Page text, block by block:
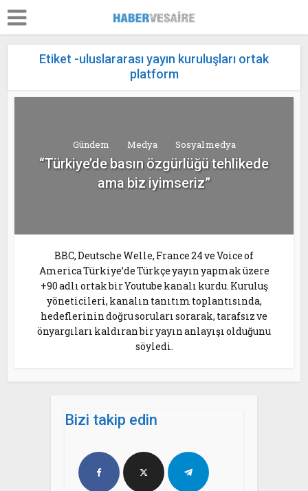
Etiket -uluslararası yayın kuruluşları ortak
platform
Gündem Medya Sosyal medya
“Türkiye’de basın özgürlüğü tehlikede
ama biz iyimseriz”
BBC, Deutsche Welle, France 24 ve Voice of
America Türkiye’de Türkçe yayın yapmak üzere
+90 adlı ortak bir Youtube kanalı kurdu. Kuruluş
yöneticileri, kanalın tanıtım toplantısında,
hedeflerinin doğru soruları sorarak, tarafsız ve
önyargıları kaldıran bir yayın anlayışı olduğunu
söyledi.
Bizi takip edin